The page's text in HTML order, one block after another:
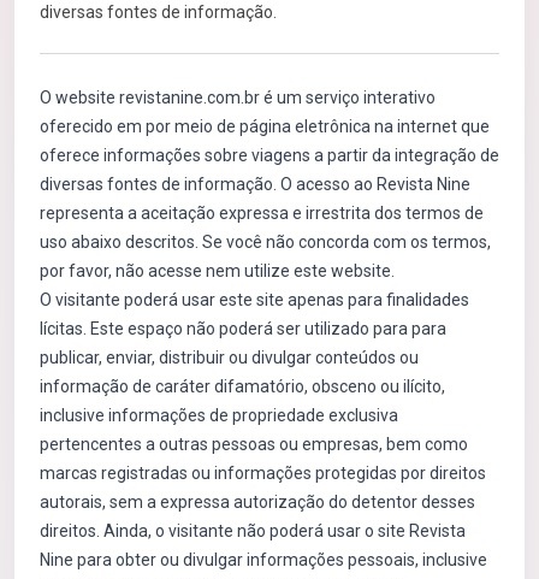
diversas fontes de informação.
O website revistanine.com.br é um serviço interativo
oferecido em por meio de página eletrônica na internet que
oferece informações sobre viagens a partir da integração de
diversas fontes de informação. O acesso ao Revista Nine
representa a aceitação expressa e irrestrita dos termos de
uso abaixo descritos. Se você não concorda com os termos,
por favor, não acesse nem utilize este website.
O visitante poderá usar este site apenas para finalidades
lícitas. Este espaço não poderá ser utilizado para para
publicar, enviar, distribuir ou divulgar conteúdos ou
informação de caráter difamatório, obsceno ou ilícito,
inclusive informações de propriedade exclusiva
pertencentes a outras pessoas ou empresas, bem como
marcas registradas ou informações protegidas por direitos
autorais, sem a expressa autorização do detentor desses
direitos. Ainda, o visitante não poderá usar o site Revista
Nine para obter ou divulgar informações pessoais, inclusive